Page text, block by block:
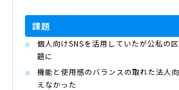
課題
個人向けSNSを活用していたが公私の
題に
機能と使用感のバランスの取れた法人
えなかった